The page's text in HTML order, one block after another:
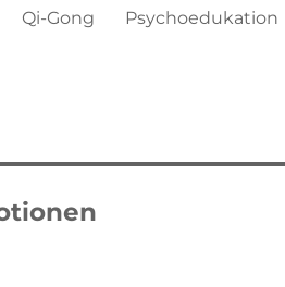
Qi-Gong Psychoedukation